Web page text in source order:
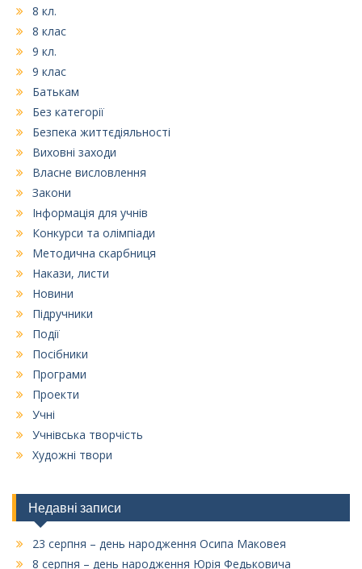
8 кл.
8 клас
9 кл.
9 клас
Батькам
Без категорії
Безпека життєдіяльності
Виховні заходи
Власне висловлення
Закони
Інформація для учнів
Конкурси та олімпіади
Методична скарбниця
Накази, листи
Новини
Підручники
Події
Посібники
Програми
Проекти
Учні
Учнівська творчість
Художні твори
Недавні записи
23 серпня – день народження Осипа Маковея
8 серпня – день народження Юрія Федьковича